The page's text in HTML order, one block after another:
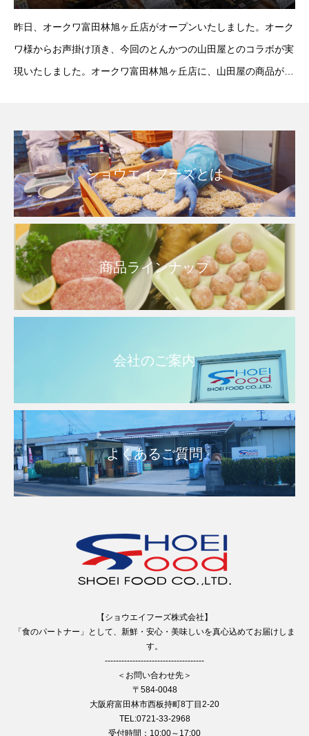
ボが実現いたしました。
昨日、オークワ富田林旭ヶ丘店がオープンいたしました。オーク
ワ様からお声掛け頂き、今回のとんかつの山田屋とのコラボが実
現いたしました。オークワ富田林旭ヶ丘店に、山田屋の商品が並
ショウエイフーズとは
商品ラインナップ
会社のご案内
よくあるご質問
【ショウエイフーズ株式会社】
「食のパートナー」として、新鮮・安心・美味しいを真心込めてお届けしま
す。
------------------------------------
＜お問い合わせ先＞
〒584-0048
大阪府富田林市西板持町8丁目2-20
TEL:0721-33-2968
受付時間：10:00～17:00